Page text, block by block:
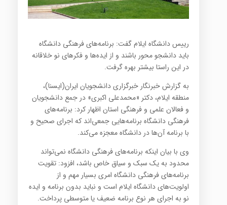
رییس دانشگاه ایلام گفت: برنامه‌های فرهنگی دانشگاه
باید دانشجو محور باشند و از ایده‌ها و فکرهای نو خلاقانه
در این راستا بیشتر بهره گرفت.
به گزارش خبرنگار خبرگزاری دانشجویان ایران(ایسنا)،
منطقه ایلام، دکتر «محمدعلی اکبری» در جمع دانشجویان
و فعالان علمی و فرهنگی استان اظهار کرد: برنامه‌های
فرهنگی دانشگاه برنامه‌هایی جمعی‌اند که اجرای صحیح و
با برنامه آن‌ها در دانشگاه معجزه می‌کند.
وی با بیان اینکه برنامه‌های فرهنگی دانشگاه نمی‌تواند
محدود به یک سبک و سیاق خاص باشد، افزود: تقویت
برنامه‌های فرهنگی دانشگاه امری بسیار مهم و از
اولویت‌های دانشگاه ایلام است و نباید بدون برنامه و ایده
نو به اجرای هر نوع برنامه ضعیف یا متوسطی پرداخت.